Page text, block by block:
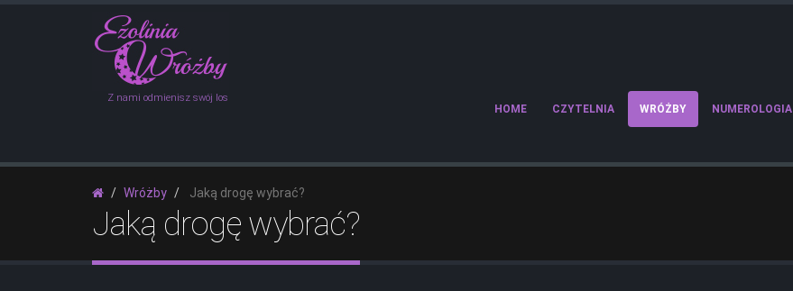
Z nami odmienisz swój los
HOME CZYTELNIA WRÓŻBY NUMEROLOGIA
Wróżby Jaką drogę wybrać?
Jaką drogę wybrać?